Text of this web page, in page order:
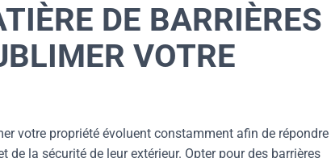
DE BARRIÈRES
VOTRE
votre propriété évoluent constamment afin de répondre
la sécurité de leur extérieur. Opter pour des barrières